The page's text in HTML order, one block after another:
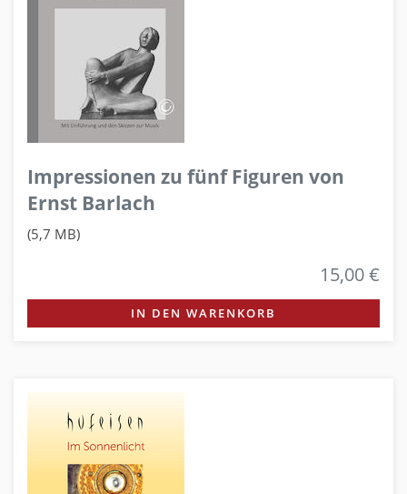
Impressionen zu fünf Figuren von
Ernst Barlach
(5,7 MB)
15,00 €
IN DEN WARENKORB